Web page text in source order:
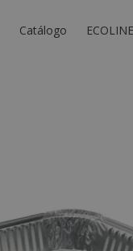
Catálogo ECOLINE